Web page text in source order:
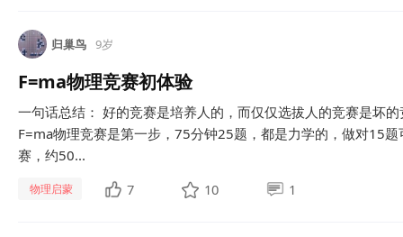
归巢鸟 9岁
F=ma物理竞赛初体验
一句话总结： 好的竞赛是培养人的，而仅仅选拔人的竞赛是坏
F=ma物理竞赛是第一步，75分钟25题，都是力学的，做对15
赛，约50...
物理启蒙 7 10 1